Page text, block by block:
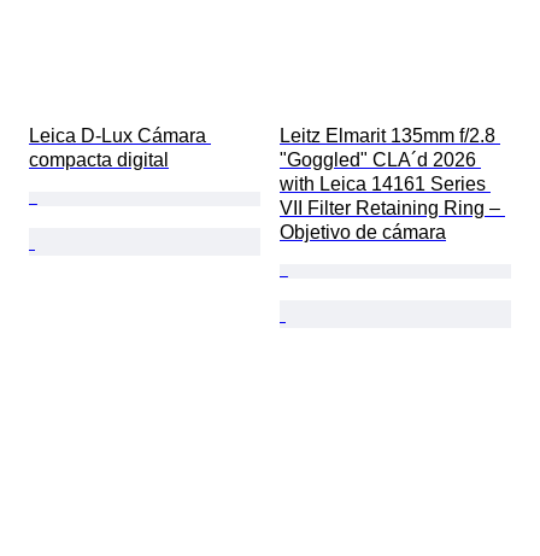
Leica D-Lux Cámara
compacta digital
Leitz Elmarit 135mm f/2.8
"Goggled" CLA´d 2026
with Leica 14161 Series
VII Filter Retaining Ring –
Objetivo de cámara